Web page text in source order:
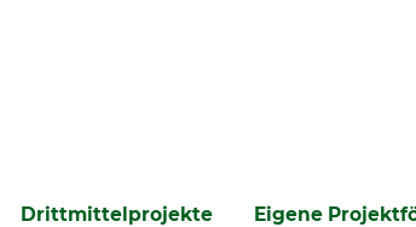
Drittmittelprojekte Eigene